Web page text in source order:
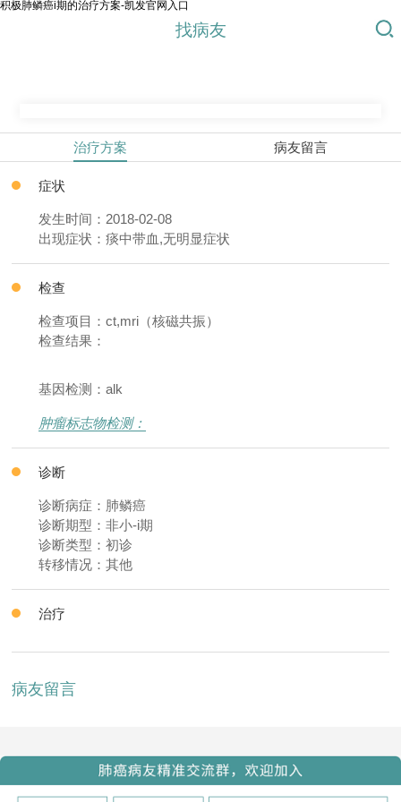
积极肺鳞癌i期的治疗方案-凯发官网入口
找病友
治疗方案 病友留言
症状
发生时间：2018-02-08
出现症状：痰中带血,无明显症状
检查
检查项目：ct,mri（核磁共振）
检查结果：
基因检测：alk
肿瘤标志物检测：
诊断
诊断病症：肺鳞癌
诊断期型：非小-i期
诊断类型：初诊
转移情况：其他
治疗
病友留言